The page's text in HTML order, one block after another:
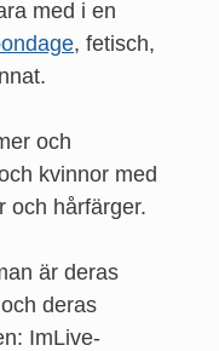
med i en
, fetisch,
och
kvinnor med
och hårfärger.
är deras
deras
ImLive-